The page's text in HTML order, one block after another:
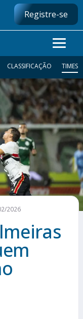
Registre-se
CLASSIFICAÇÃO TIMES
2026